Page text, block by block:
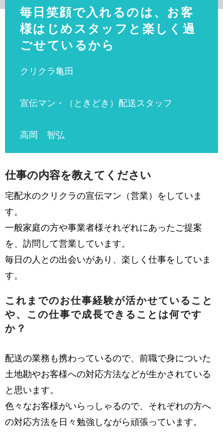
毎日笑顔で入れるのは、お客
様はじめスタッフと楽しく過
ごせているから
クリクラ亀田
宣伝マン・（ときどき）配送スタッフ
高岡 智弘
仕事の内容を教えてください
宅配水のクリクラの宣伝マン（営業）をしていま
す。
一般家庭の方や事業者様それぞれにあったご提案
を、訪問して営業しています。
毎日の人との出会いがあり、楽しく仕事をしていま
す。
これまでのお仕事経験が活かせていること
や、この仕事で成長できることは何です
か？
配送の業務も携わっているので、前職で身についた
土地勘やお客様への対応方法などが生かされている
と思います。
色々なお客様がいらっしゃるので、それぞれの方へ
の対応方法を日々勉強しながら頑張っています。